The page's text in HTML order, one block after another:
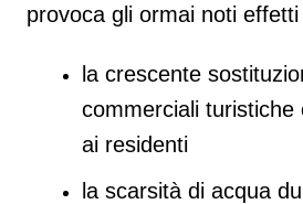
provoca gli ormai noti effetti
la crescente
commerciali turistiche
ai residenti
la scarsità di acqua